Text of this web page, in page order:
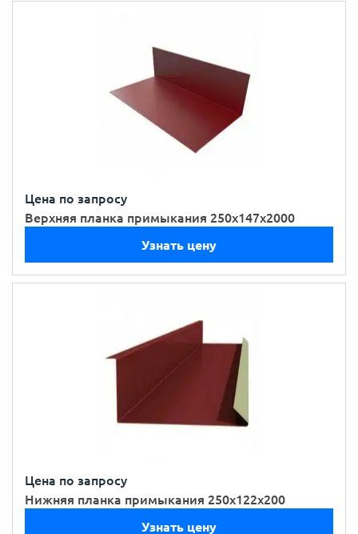
Цена по запросу
Верхняя планка примыкания 250х147х2000
Узнать цену
Цена по запросу
Нижняя планка примыкания 250х122х200
Узнать цену